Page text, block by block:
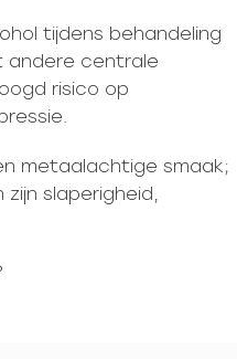
tijdens behandeling
andere centrale
risico op
metaalachtige smaak;
slaperigheid,